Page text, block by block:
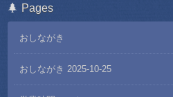
Pages
おしながき
おしながき 2025-10-25